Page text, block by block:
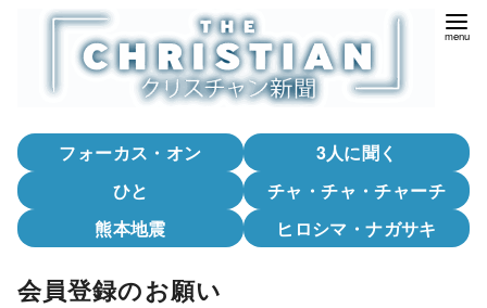
フォーカス・オン
3人に聞く
ひと
チャ・チャ・チャーチ
熊本地震
ヒロシマ・ナガサキ
会員登録のお願い